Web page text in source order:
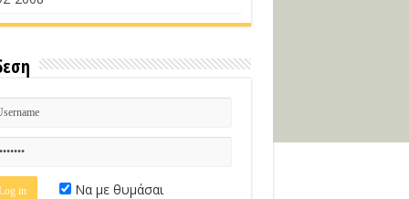
Να με θυμάσαι